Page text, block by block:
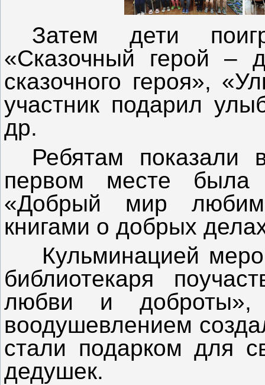
Затем дети
«Сказочный герой –
сказочного героя»,
участник подарил
др.
Ребятам показали
первом месте была
«Добрый мир
книгами о добрых
Кульминацией
библиотекаря
любви и
воодушевлением
стали подарком для
дедушек.